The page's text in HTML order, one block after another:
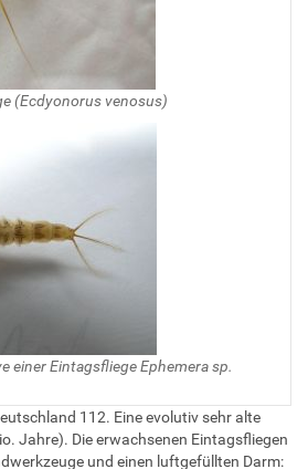
(Ecdyonorus venosus)
einer Eintagsfliege Ephemera sp.
112. Eine evolutiv sehr alte
Jahre). Die erwachsenen Eintagsfliegen
und einen luftgefüllten Darm: